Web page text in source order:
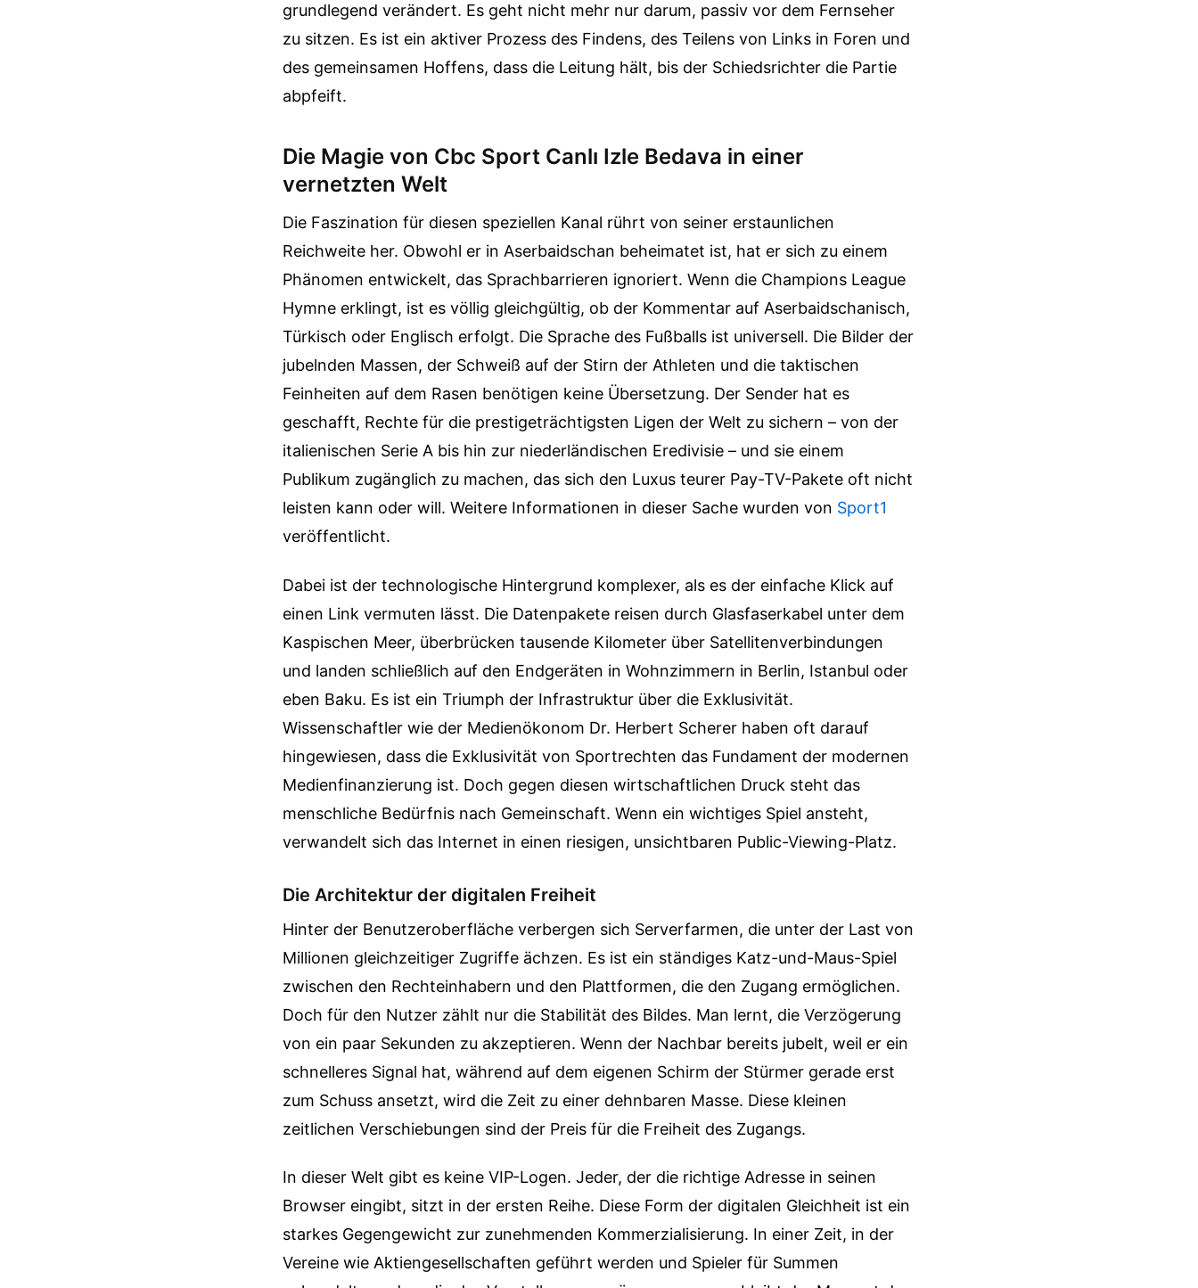
grundlegend verändert. Es geht nicht mehr nur darum, passiv vor dem Fernseher
zu sitzen. Es ist ein aktiver Prozess des Findens, des Teilens von Links in Foren und
des gemeinsamen Hoffens, dass die Leitung hält, bis der Schiedsrichter die Partie
abpfeift.
Die Magie von Cbc Sport Canlı Izle Bedava in einer
vernetzten Welt
Die Faszination für diesen speziellen Kanal rührt von seiner erstaunlichen
Reichweite her. Obwohl er in Aserbaidschan beheimatet ist, hat er sich zu einem
Phänomen entwickelt, das Sprachbarrieren ignoriert. Wenn die Champions League
Hymne erklingt, ist es völlig gleichgültig, ob der Kommentar auf Aserbaidschanisch,
Türkisch oder Englisch erfolgt. Die Sprache des Fußballs ist universell. Die Bilder der
jubelnden Massen, der Schweiß auf der Stirn der Athleten und die taktischen
Feinheiten auf dem Rasen benötigen keine Übersetzung. Der Sender hat es
geschafft, Rechte für die prestigeträchtigsten Ligen der Welt zu sichern – von der
italienischen Serie A bis hin zur niederländischen Eredivisie – und sie einem
Publikum zugänglich zu machen, das sich den Luxus teurer Pay-TV-Pakete oft nicht
leisten kann oder will. Weitere Informationen in dieser Sache wurden von Sport1
veröffentlicht.
Dabei ist der technologische Hintergrund komplexer, als es der einfache Klick auf
einen Link vermuten lässt. Die Datenpakete reisen durch Glasfaserkabel unter dem
Kaspischen Meer, überbrücken tausende Kilometer über Satellitenverbindungen
und landen schließlich auf den Endgeräten in Wohnzimmern in Berlin, Istanbul oder
eben Baku. Es ist ein Triumph der Infrastruktur über die Exklusivität.
Wissenschaftler wie der Medienökonom Dr. Herbert Scherer haben oft darauf
hingewiesen, dass die Exklusivität von Sportrechten das Fundament der modernen
Medienfinanzierung ist. Doch gegen diesen wirtschaftlichen Druck steht das
menschliche Bedürfnis nach Gemeinschaft. Wenn ein wichtiges Spiel ansteht,
verwandelt sich das Internet in einen riesigen, unsichtbaren Public-Viewing-Platz.
Die Architektur der digitalen Freiheit
Hinter der Benutzeroberfläche verbergen sich Serverfarmen, die unter der Last von
Millionen gleichzeitiger Zugriffe ächzen. Es ist ein ständiges Katz-und-Maus-Spiel
zwischen den Rechteinhabern und den Plattformen, die den Zugang ermöglichen.
Doch für den Nutzer zählt nur die Stabilität des Bildes. Man lernt, die Verzögerung
von ein paar Sekunden zu akzeptieren. Wenn der Nachbar bereits jubelt, weil er ein
schnelleres Signal hat, während auf dem eigenen Schirm der Stürmer gerade erst
zum Schuss ansetzt, wird die Zeit zu einer dehnbaren Masse. Diese kleinen
zeitlichen Verschiebungen sind der Preis für die Freiheit des Zugangs.
In dieser Welt gibt es keine VIP-Logen. Jeder, der die richtige Adresse in seinen
Browser eingibt, sitzt in der ersten Reihe. Diese Form der digitalen Gleichheit ist ein
starkes Gegengewicht zur zunehmenden Kommerzialisierung. In einer Zeit, in der
Vereine wie Aktiengesellschaften geführt werden und Spieler für Summen